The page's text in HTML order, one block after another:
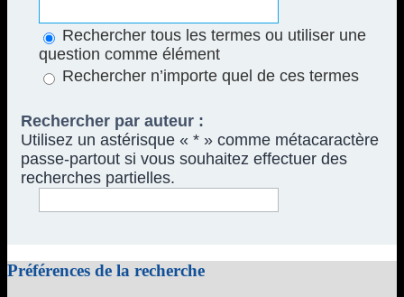
Rechercher tous les termes ou utiliser une
question comme élément
Rechercher n’importe quel de ces termes
Rechercher par auteur :
Utilisez un astérisque « * » comme métacaractère
passe-partout si vous souhaitez effectuer des
recherches partielles.
Préférences de la recherche